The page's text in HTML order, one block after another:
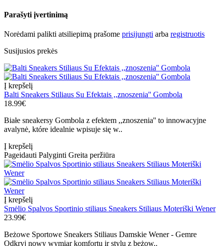
Parašyti įvertinimą
Norėdami palikti atsiliepimą prašome prisijungti arba registruotis
Susijusios prekės
Į krepšelį
Balti Sneakers Stiliaus Su Efektais ,,znoszenia'' Gombola
18.99€
Białe sneakersy Gombola z efektem ,,znoszenia'' to innowacyjne
avalynė, które idealnie wpisuje się w..
Į krepšelį
Pageidauti Palyginti Greita peržiūra
Į krepšelį
Smėlio Spalvos Sportinio stiliaus Sneakers Stiliaus Moteriški Wener
23.99€
Beżowe Sportowe Sneakers Stiliaus Damskie Wener - Gemre
Odkryj nowy wymiar komfortu ir stylu z beżow..